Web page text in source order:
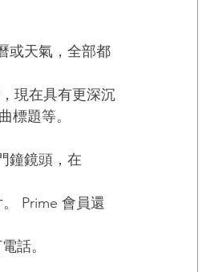
或天氣，全部都
現在具有更深沉
標題等。
鐘鏡頭，在
Prime 會員還
話。